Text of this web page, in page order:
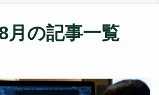
月 の記事一覧